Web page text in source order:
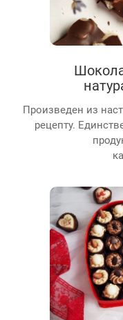
Произведен из
рецепту.